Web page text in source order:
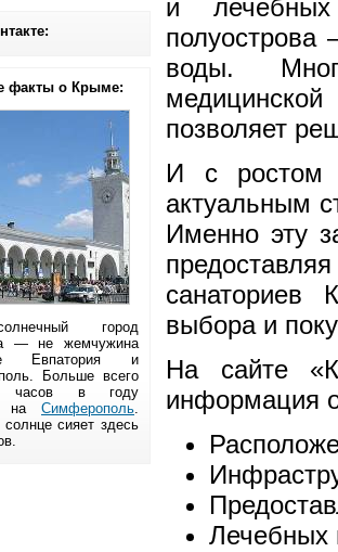
факты о Крыме:
город
— не жемчужина
Евпатория и
Больше всего
часов в году
на Симферополь.
сияет здесь
и
полуострова
воды.
позволяет
И с ростом
актуальным
Именно эту
санаториев
выбора и
На сайте
информация
Лечебных